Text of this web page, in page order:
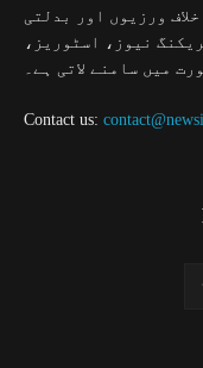
ورزیوں اور بدلتی
نیوز، اسٹوریز،
میں سامنے لاتی ہے۔
Contact us: